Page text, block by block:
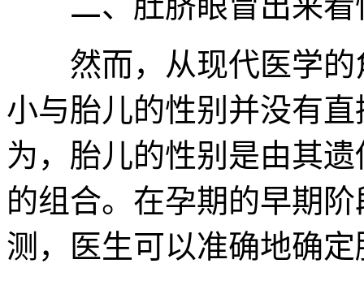
然而，从现代医学的
小与胎儿的性别并没有
为，胎儿的性别是由其
的组合。在孕期的早期
测，医生可以准确地确